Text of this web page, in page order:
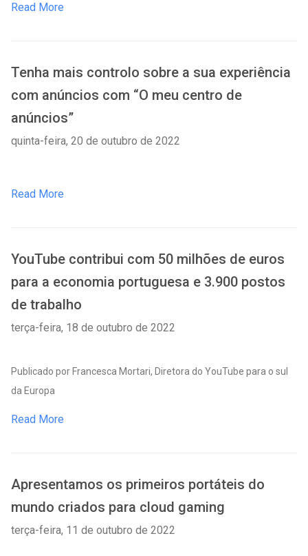
Read More
Tenha mais controlo sobre a sua experiência
com anúncios com “O meu centro de
anúncios”
quinta-feira, 20 de outubro de 2022
Read More
YouTube contribui com 50 milhões de euros
para a economia portuguesa e 3.900 postos
de trabalho
terça-feira, 18 de outubro de 2022
Publicado por Francesca Mortari, Diretora do YouTube para o sul
da Europa
Read More
Apresentamos os primeiros portáteis do
mundo criados para cloud gaming
terça-feira, 11 de outubro de 2022